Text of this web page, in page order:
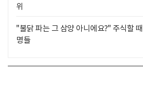
위
"불닭 파는 그 삼양 아니에요?" 주식할
명들